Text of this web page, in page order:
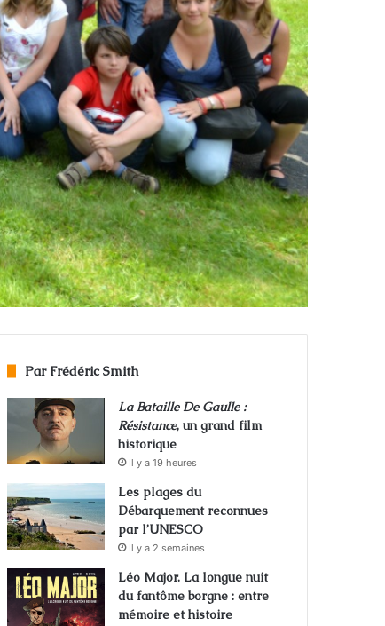
Par Frédéric Smith
La Bataille De Gaulle :
Résistance, un grand film
historique
Il y a 19 heures
Les plages du
Débarquement reconnues
par l’UNESCO
Il y a 2 semaines
Léo Major. La longue nuit
du fantôme borgne : entre
mémoire et histoire